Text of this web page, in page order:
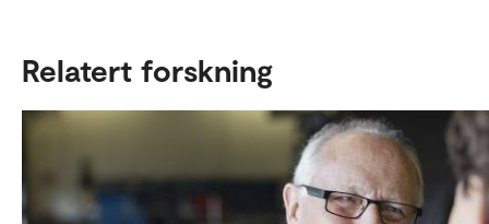
Relatert forskning